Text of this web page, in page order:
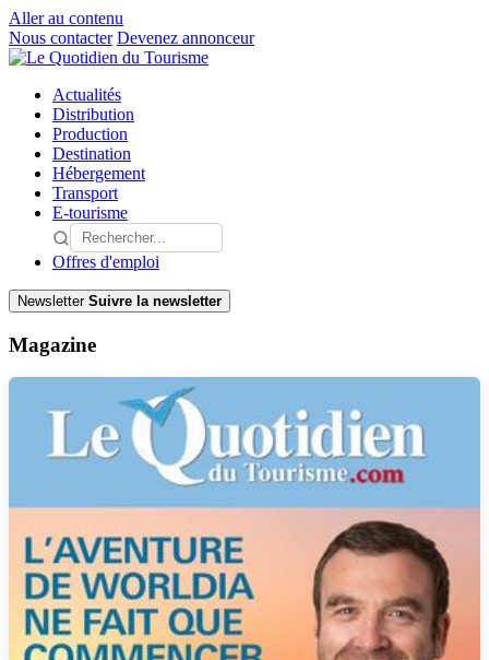
Aller au contenu
Nous contacter Devenez annonceur
Actualités
Distribution
Production
Destination
Hébergement
Transport
E-tourisme
Offres d'emploi
Newsletter Suivre la newsletter
Magazine